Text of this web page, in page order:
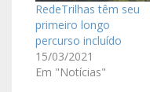
RedeTrilhas têm seu
primeiro longo
percurso incluído
15/03/2021
Em "Notícias"